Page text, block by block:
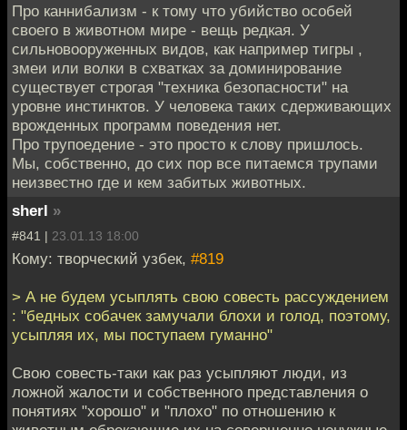
Про каннибализм - к тому что убийство особей
своего в животном мире - вещь редкая. У
сильновооруженных видов, как например тигры ,
змеи или волки в схватках за доминирование
существует строгая "техника безопасности" на
уровне инстинктов. У человека таких сдерживающих
врожденных программ поведения нет.
Про трупоедение - это просто к слову пришлось.
Мы, собственно, до сих пор все питаемся трупами
неизвестно где и кем забитых животных.
sherl »
#841 | 23.01.13 18:00
Кому: творческий узбек, #819
> А не будем усыплять свою совесть рассуждением
: "бедных собачек замучали блохи и голод, поэтому,
усыпляя их, мы поступаем гуманно"
Свою совесть-таки как раз усыпляют люди, из
ложной жалости и собственного представления о
понятиях "хорошо" и "плохо" по отношению к